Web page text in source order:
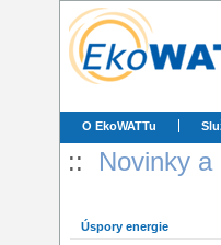
O EkoWATTu
:: Novinky a
Úspory energie